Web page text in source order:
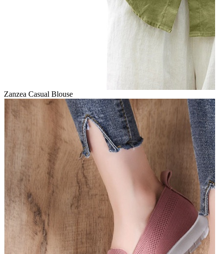
Zanzea Casual Blouse